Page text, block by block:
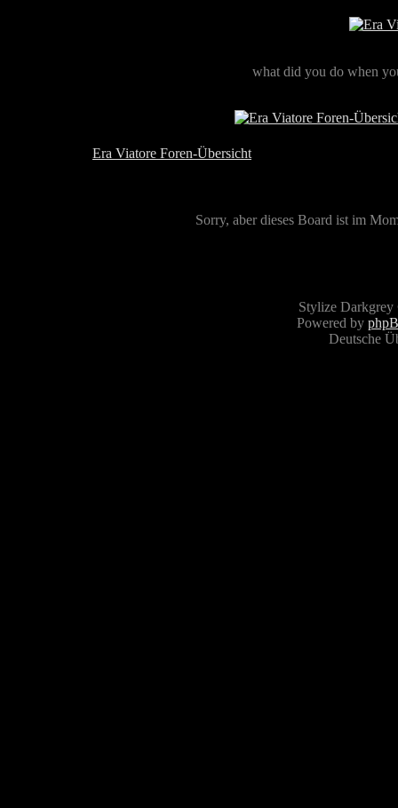
what did you do when
Era Viatore Foren-Übersicht
Sorry, aber dieses Board ist im
Stylize
Powered by
Deutsche